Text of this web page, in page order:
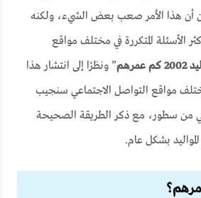
أن هذا الأمر صعب بعض الشيء، ولكنه
الأسئلة المتكررة في مختلف مواقع
كم عمرهم
” ونظرًا إلى انتشار هذا
مواقع التواصل الاجتماعي سنجيب
من سطور، مع ذكر الطريقة الصحيحة
بشكل عام.